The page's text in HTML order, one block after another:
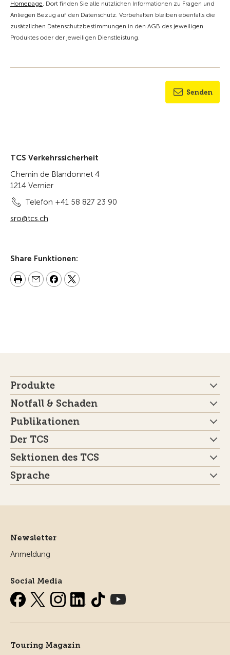
Homepage. Dort finden Sie alle nützlichen Informationen zu Fragen und
Anliegen Bezug auf den Datenschutz. Vorbehalten bleiben ebenfalls die
zusätzlichen Datenschutzbestimmungen in den AGB des jeweiligen
Produktes oder der jeweiligen Dienstleistung.
Senden
TCS Verkehrssicherheit
Chemin de Blandonnet 4
1214 Vernier
Telefon +41 58 827 23 90
sro@tcs.ch
Share Funktionen:
Produkte
Notfall & Schaden
Publikationen
Der TCS
Sektionen des TCS
Sprache
Newsletter
Anmeldung
Social Media
Touring Magazin